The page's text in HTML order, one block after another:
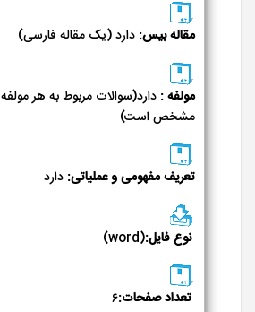
مقاله بیس: دارد (یک مقاله فارسی)
مولفه : دارد(سوالات مربوط به هر مولفه
مشخص است)
تعریف مفهومی و عملیاتی: دارد
نوع فایل:(word)
تعداد صفحات:۶